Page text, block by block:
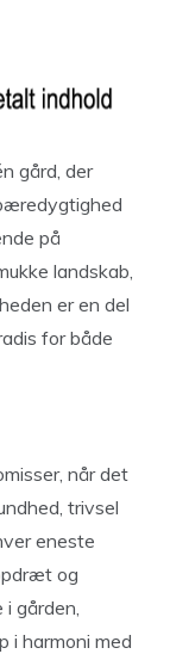
gård, der
på
landskab,
er en del
for både
når det
trivsel
eneste
og
gården,
i harmoni med